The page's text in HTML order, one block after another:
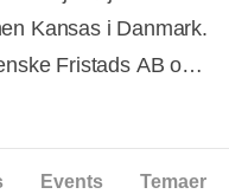
Kansas i Danmark.
Fristads AB og
Hultafors Group.
Events Temaer